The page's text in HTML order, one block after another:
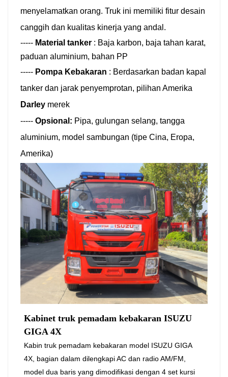
menyelamatkan orang. Truk ini memiliki fitur desain
canggih dan kualitas kinerja yang andal.
----- Material tanker : Baja karbon, baja tahan karat,
paduan aluminium, bahan PP
----- Pompa Kebakaran : Berdasarkan badan kapal
tanker dan jarak penyemprotan, pilihan Amerika
Darley merek
----- Opsional: Pipa, gulungan selang, tangga
aluminium, model sambungan (tipe Cina, Eropa,
Amerika)
Kabinet truk pemadam kebakaran ISUZU
GIGA 4X
Kabin truk pemadam kebakaran model ISUZU GIGA
4X, bagian dalam dilengkapi AC dan radio AM/FM,
model dua baris yang dimodifikasi dengan 4 set kursi